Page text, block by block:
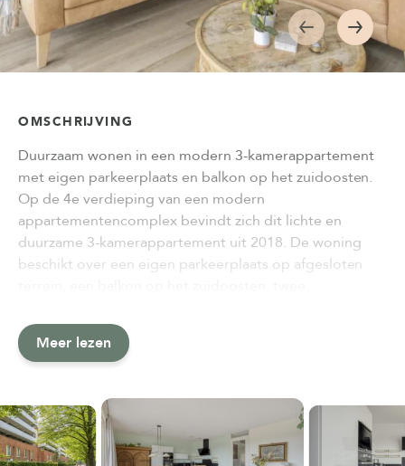
OMSCHRIJVING
Duurzaam wonen in een modern 3-kamerappartement
met eigen parkeerplaats en balkon op het zuidoosten.
Op de 4e verdieping van een modern
appartementencomplex bevindt zich dit lichte en
duurzame 3-kamerappartement uit 2018. De woning
beschikt over een eigen parkeerplaats op afgesloten
Meer lezen